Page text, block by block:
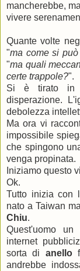
mancherebbe,
vivere
Quante volte
"ma come si
"ma quali
certe trappole?".
Si è tirato in
disperazione.
debolezza
Ma ora vi
impossibile
che spingono
venga propinata.
Iniziamo questo
Ok.
Tutto inizia con
nato a Taiwan
Chiu.
Quest'uomo
internet
sorta di anello
andrebbe